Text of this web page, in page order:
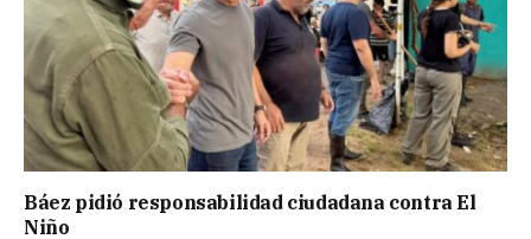
Báez pidió responsabilidad ciudadana contra El
Niño